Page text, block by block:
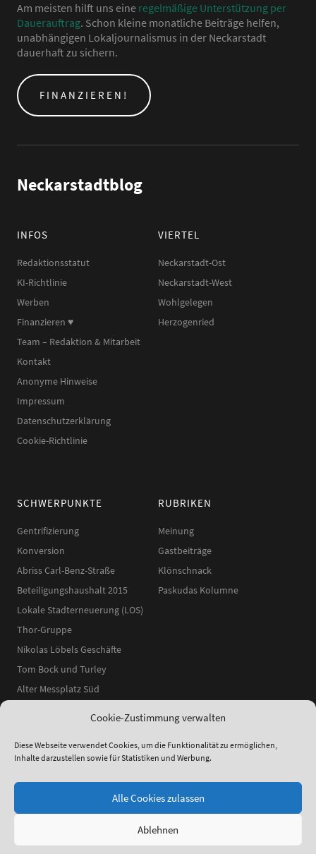
Cookie-Zustimmung verwalten
Diese Webseite verwendet Cookies, um die Funktionalität zu ermöglichen,
Inhalte darzustellen sowie für Statistiken und Werbung.
Alle Cookies zulassen
Ablehnen
Am meisten hilft uns eine regelmäßige Unterstützung per
Dauerauftrag. Schon kleine monatliche Beiträge helfen,
unabhängigen Lokaljournalismus in der Neckarstadt
dauerhaft zu sichern.
FINANZIEREN!
Neckarstadtblog
INFOS
Redaktionsstatut
KI-Richtlinie
Werben
Finanzieren ♥︎
Team – Redaktion & Mitarbeit
Kontakt
Anonyme Hinweise
Impressum
Datenschutzerklärung
Cookie-Richtlinie
VIERTEL
Neckarstadt-Ost
Neckarstadt-West
Wohlgelegen
Herzogenried
SCHWERPUNKTE
Gentrifizierung
Konversion
Abriss Carl-Benz-Straße
Beteiligungshaushalt 2015
Lokale Stadterneuerung (LOS)
Thor-Gruppe
Nikolas Löbels Geschäfte
Tom Bock und Turley
Alter Messplatz Süd
RUBRIKEN
Meinung
Gastbeiträge
Klönschnack
Paskudas Kolumne
Theme:Elmastudio
Facebook
Instagram
YouTube
RSS